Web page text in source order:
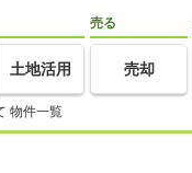
土地活用
売る
売却
物件一覧